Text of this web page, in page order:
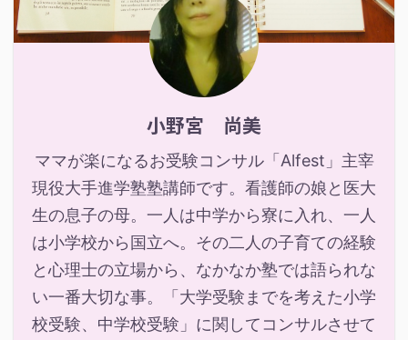
小野宮 尚美
ママが楽になるお受験コンサル「Alfest」主宰
現役大手進学塾塾講師です。看護師の娘と医大
生の息子の母。一人は中学から寮に入れ、一人
は小学校から国立へ。その二人の子育ての経験
と心理士の立場から、なかなか塾では語られな
い一番大切な事。「大学受験までを考えた小学
校受験、中学校受験」に関してコンサルさせて